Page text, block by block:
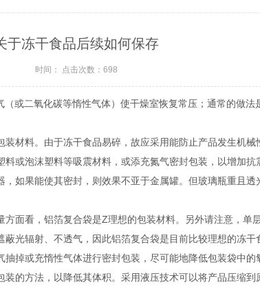
于冻干食品后续如何保存
时间： 点击次数：698
或二氧化碳等惰性气体）使干燥室恢复常压；通常的做
材料。由于冻干食品易碎，故应采用能防止产品发生机
或泡沫塑料等吸震材料，或添充氮气密封包装，以增加抗
如果能使其密封，则效果不亚于金属罐。但玻璃瓶重且
面看，铝箔复合袋是Z理想的包装材料。另外请注意，单
光辐射、不透气，因此铝箔复合袋是目前比较理想的冻
掉或充惰性气体进行密封包装，尽可能地降低包装袋中
的方法，以降低其体积。采用液压技术可以将产品压缩